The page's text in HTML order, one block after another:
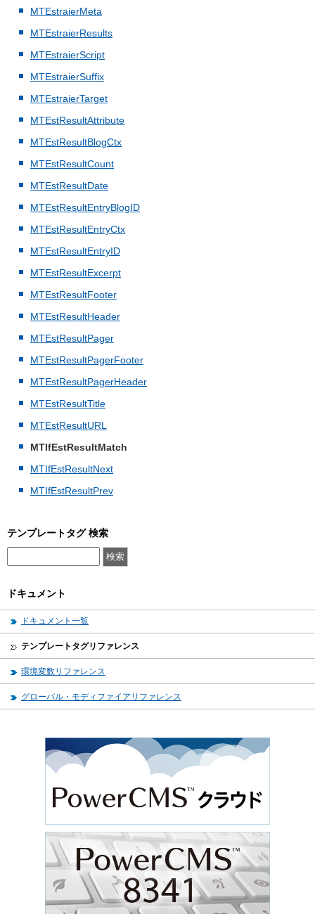
MTEstraierMeta
MTEstraierResults
MTEstraierScript
MTEstraierSuffix
MTEstraierTarget
MTEstResultAttribute
MTEstResultBlogCtx
MTEstResultCount
MTEstResultDate
MTEstResultEntryBlogID
MTEstResultEntryCtx
MTEstResultEntryID
MTEstResultExcerpt
MTEstResultFooter
MTEstResultHeader
MTEstResultPager
MTEstResultPagerFooter
MTEstResultPagerHeader
MTEstResultTitle
MTEstResultURL
MTIfEstResultMatch
MTIfEstResultNext
MTIfEstResultPrev
テンプレートタグ 検索
ドキュメント
ドキュメント一覧
テンプレートタグリファレンス
環境変数リファレンス
グローバル・モディファイアリファレンス